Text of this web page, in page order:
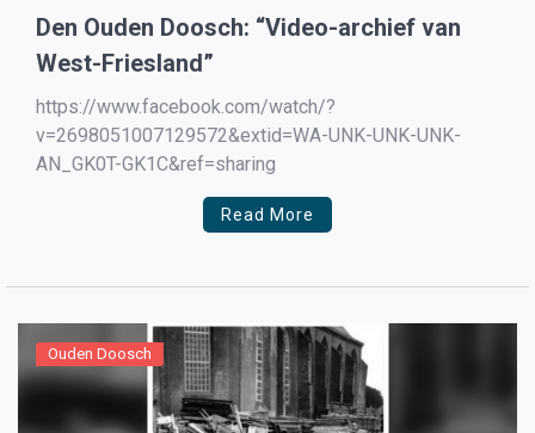
Den Ouden Doosch: “Video-archief van
West-Friesland”
https://www.facebook.com/watch/?
v=2698051007129572&extid=WA-UNK-UNK-UNK-
AN_GK0T-GK1C&ref=sharing
Read More
Ouden Doosch